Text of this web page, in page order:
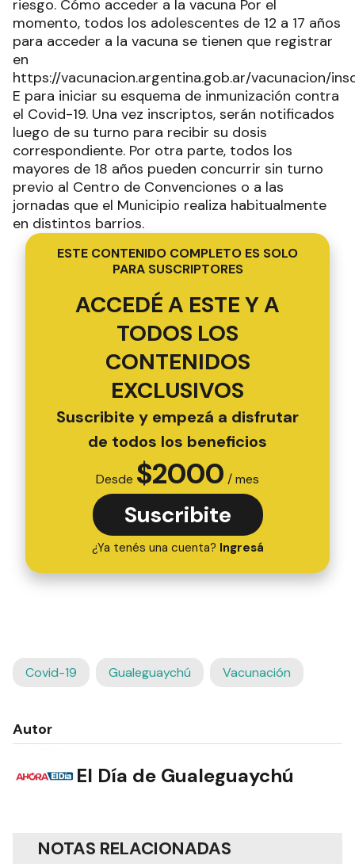
riesgo. Cómo acceder a la vacuna Por el
momento, todos los adolescentes de 12 a 17 años
para acceder a la vacuna se tienen que registrar
en
https://vacunacion.argentina.gob.ar/vacunacion/
E para iniciar su esquema de inmunización contra
el Covid-19. Una vez inscriptos, serán notificados
luego de su turno para recibir su dosis
correspondiente. Por otra parte, todos los
mayores de 18 años pueden concurrir sin turno
previo al Centro de Convenciones o a las
jornadas que el Municipio realiza habitualmente
en distintos barrios.
ESTE CONTENIDO COMPLETO ES SOLO
PARA SUSCRIPTORES
ACCEDÉ A ESTE Y A
TODOS LOS
CONTENIDOS
EXCLUSIVOS
Suscribite y empezá a disfrutar
de todos los beneficios
Desde $2000 / mes
Suscribite
¿Ya tenés una cuenta? Ingresá
Covid-19 Gualeguaychú Vacunación
Autor
El Día de Gualeguaychú
NOTAS RELACIONADAS